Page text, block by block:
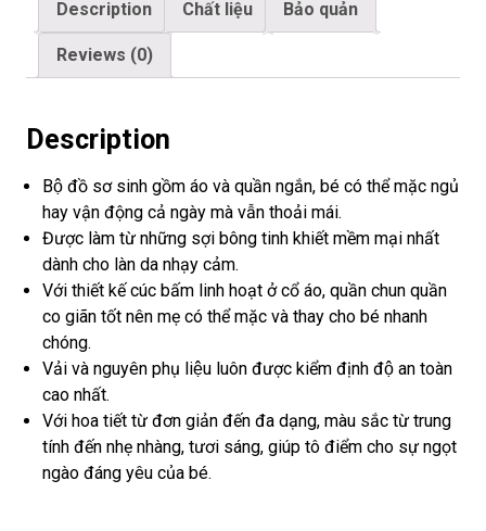
b
o
k
er
e
Description Chất liệu Bảo quản
Reviews (0)
Description
Bộ đồ sơ sinh gồm áo và quần ngắn, bé có thể mặc ngủ
hay vận động cả ngày mà vẫn thoải mái.
Được làm từ những sợi bông tinh khiết mềm mại nhất
dành cho làn da nhạy cảm.
Với thiết kế cúc bấm linh hoạt ở cổ áo, quần chun quần
co giãn tốt nên mẹ có thể mặc và thay cho bé nhanh
chóng.
Vải và nguyên phụ liệu luôn được kiểm định độ an toàn
cao nhất.
Với hoa tiết từ đơn giản đến đa dạng, màu sắc từ trung
tính đến nhẹ nhàng, tươi sáng, giúp tô điểm cho sự ngọt
ngào đáng yêu của bé.